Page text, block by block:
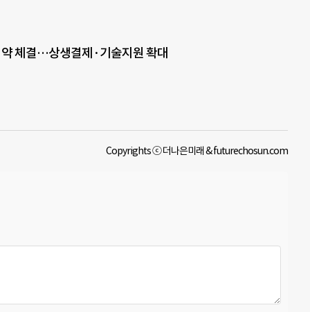
체결…상생결제·기술지원 확대
Copyrights ⓒ 더나은미래 & futurechosun.com